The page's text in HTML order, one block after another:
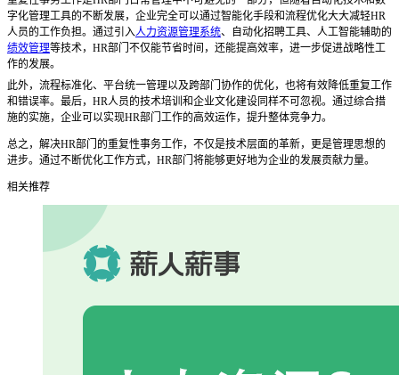
字化管理工具的不断发展，企业完全可以通过智能化手段和流程优化大大减轻HR
人员的工作负担。通过引入人力资源管理系统、自动化招聘工具、人工智能辅助的
绩效管理等技术，HR部门不仅能节省时间，还能提高效率，进一步促进战略性工
作的发展。
此外，流程标准化、平台统一管理以及跨部门协作的优化，也将有效降低重复工作
和错误率。最后， HR人员的技术培训和企业文化建设同样不可忽视。通过综合措
施的实施，企业可以实现HR部门工作的高效运作，提升整体竞争力。
总之，解决HR部门的重复性事务工作，不仅是技术层面的革新，更是管理思想的
进步。通过不断优化工作方式，HR部门将能够更好地为企业的发展贡献力量。
相关推荐